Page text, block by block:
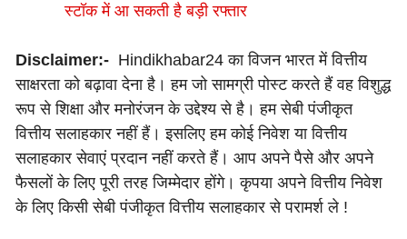
स्टॉक में आ सकती है बड़ी रफ्तार
Disclaimer:- Hindikhabar24 का विजन भारत में वित्तीय
साक्षरता को बढ़ावा देना है। हम जो सामग्री पोस्ट करते हैं वह विशुद्ध
रूप से शिक्षा और मनोरंजन के उद्देश्य से है। हम सेबी पंजीकृत
वित्तीय सलाहकार नहीं हैं। इसलिए हम कोई निवेश या वित्तीय
सलाहकार सेवाएं प्रदान नहीं करते हैं। आप अपने पैसे और अपने
फैसलों के लिए पूरी तरह जिम्मेदार होंगे। कृपया अपने वित्तीय निवेश
के लिए किसी सेबी पंजीकृत वित्तीय सलाहकार से परामर्श ले !